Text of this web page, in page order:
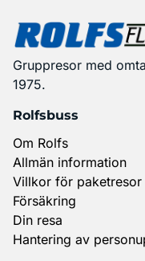
Gruppresor med
1975.
Rolfsbuss
Om Rolfs
Allmän information
Villkor för paketresor
Försäkring
Din resa
Hantering av